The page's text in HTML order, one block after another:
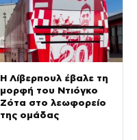
Η Λίβερπουλ έβαλε τη
μορφή του Ντιόγκο
Ζότα στο λεωφορείο
της ομάδας